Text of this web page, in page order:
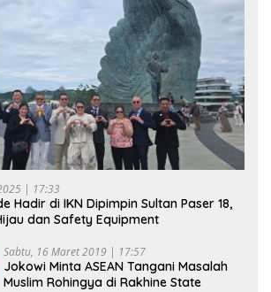
| 17:33
Hadir di IKN Dipimpin Sultan Paser 18,
dan Safety Equipment
Sabtu, 16 Maret 2019 | 17:57
Jokowi Minta ASEAN Tangani Masalah
Muslim Rohingya di Rakhine State